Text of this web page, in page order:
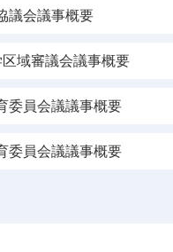
議会議事概要
域審議会議事概要
委員会議議事概要
委員会議議事概要